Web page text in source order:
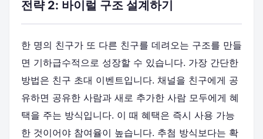
전략 2: 바이럴 구조 설계하기
한 명의 친구가 또 다른 친구를 데려오는 구조를 만들
면 기하급수적으로 성장할 수 있습니다. 가장 간단한
방법은 친구 초대 이벤트입니다. 채널을 친구에게 공
유하면 공유한 사람과 새로 추가한 사람 모두에게 혜
택을 주는 방식입니다. 이 때 혜택은 즉시 사용 가능
한 것이어야 참여율이 높습니다. 추첨 방식보다는 확